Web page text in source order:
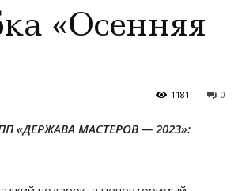
«Осенняя
0
1181
«ДЕРЖАВА МАСТЕРОВ — 2023»: